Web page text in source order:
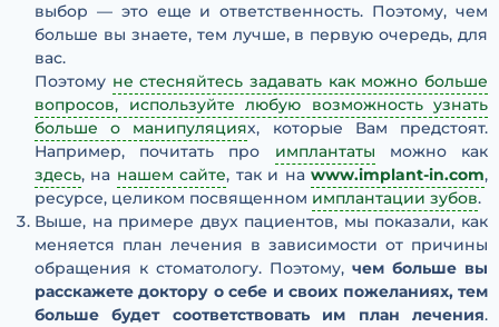
выбор — это еще и ответственность. Поэтому, чем
больше вы знаете, тем лучше, в первую очередь, для
вас.
Поэтому не стесняйтесь задавать как можно больше
вопросов, используйте любую возможность узнать
больше о манипуляциях, которые Вам предстоят.
Например, почитать про имплантаты можно как
здесь, на нашем сайте, так и наwww.implant-in.com,
ресурсе, целиком посвященном имплантации зубов.
Выше, на примере двух пациентов, мы показали, как
меняется план лечения в зависимости от причины
обращения к стоматологу. Поэтому, чем больше вы
расскажете доктору о себе и своих пожеланиях, тем
больше будет соответствовать им план лечения.